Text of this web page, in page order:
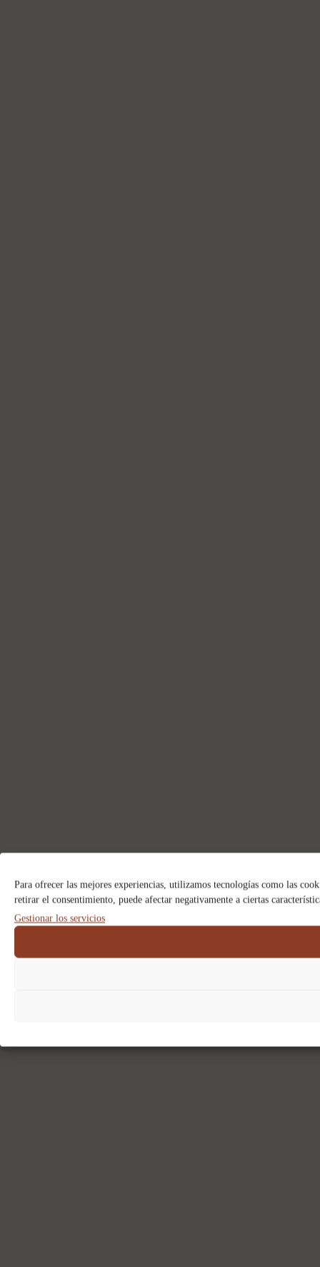
Para ofrecer las mejores experiencias, utilizamos tecnologías como las
retirar el consentimiento, puede afectar negativamente a ciertas
Gestionar los servicios